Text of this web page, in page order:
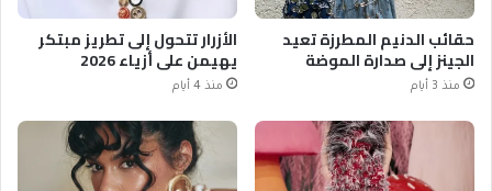
حقائب الدنيم المطرزة تعيد
الجينز إلى صدارة الموضة
منذ 3 أيام
الأزرار تتحول إلى تطريز مبتكر
يهيمن على أزياء 2026
منذ 4 أيام